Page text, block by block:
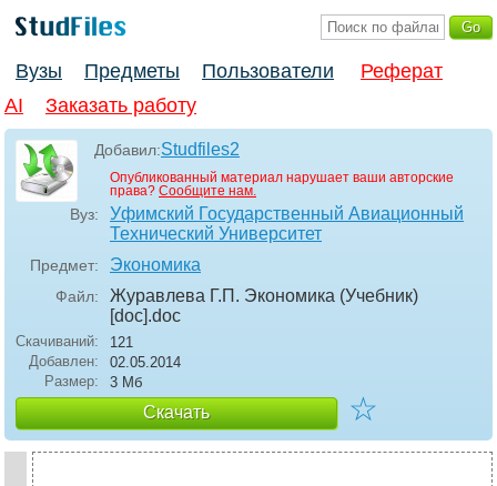
Вузы Предметы Пользователи
Реферат
AI
Заказать работу
Добавил:Studfiles2
Опубликованный материал нарушает ваши авторские
права? Сообщите нам.
Вуз:
Уфимский Государственный Авиационный
Технический Университет
Предмет: Экономика
Файл:
Журавлева Г.П. Экономика (Учебник)
[doc].doc
Скачиваний:
121
Добавлен:
02.05.2014
Размер:
3 Мб
Скачать ☆